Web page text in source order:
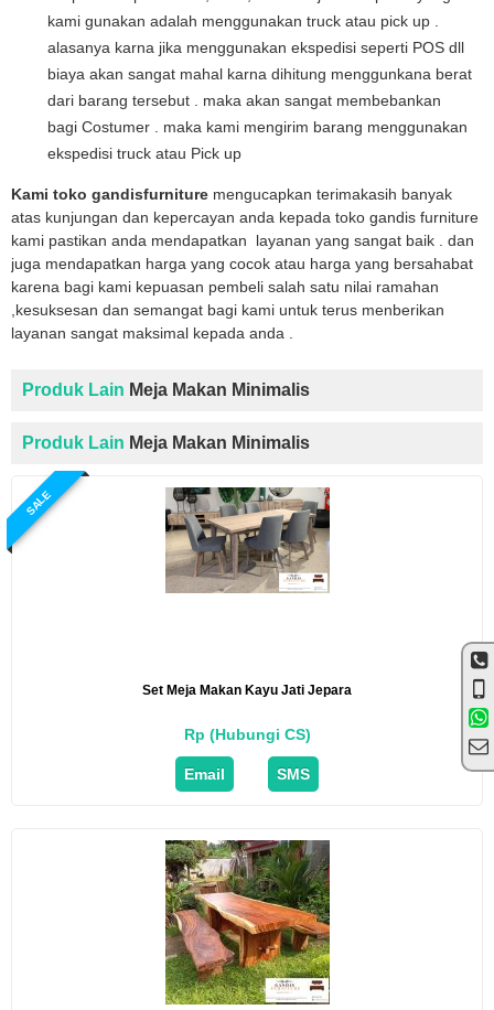
kami gunakan adalah menggunakan truck atau pick up .
alasanya karna jika menggunakan ekspedisi seperti POS dll
biaya akan sangat mahal karna dihitung menggunkana berat
dari barang tersebut . maka akan sangat membebankan
bagi Costumer . maka kami mengirim barang menggunakan
ekspedisi truck atau Pick up
Kami toko gandisfurniture mengucapkan terimakasih banyak
atas kunjungan dan kepercayan anda kepada toko gandis furniture
kami pastikan anda mendapatkan layanan yang sangat baik . dan
juga mendapatkan harga yang cocok atau harga yang bersahabat
karena bagi kami kepuasan pembeli salah satu nilai ramahan
,kesuksesan dan semangat bagi kami untuk terus menberikan
layanan sangat maksimal kepada anda .
Produk Lain Meja Makan Minimalis
Produk Lain Meja Makan Minimalis
SALE
Set Meja Makan Kayu Jati Jepara
Rp (Hubungi CS)
Email SMS